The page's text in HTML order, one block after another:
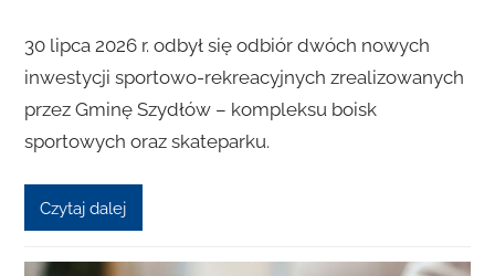
30 lipca 2026 r. odbył się odbiór dwóch nowych
inwestycji sportowo-rekreacyjnych zrealizowanych
przez Gminę Szydłów – kompleksu boisk
sportowych oraz skateparku.
Czytaj dalej